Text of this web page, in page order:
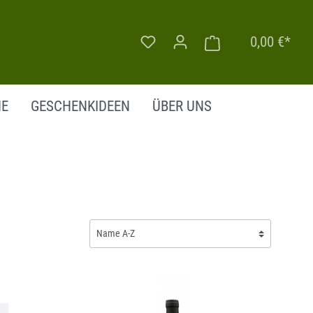
0,00 €*
GESCHENKIDEEN ÜBER UNS
FRANKREICH
ÖSTERREICH